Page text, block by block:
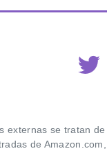
externas se tratan
de